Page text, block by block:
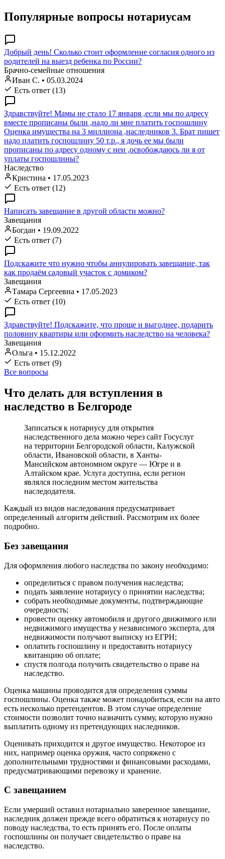
Популярные вопросы нотариусам
Добрый день! Сколько стоит оформление согласия одного из
родителей на выезд ребенка по России?
Брачно-семейные отношения
Иван С. • 05.03.2024
Есть ответ (13)
Здравствуйте! Мамы не стало 17 января ,если мы по адресу
вместе прописаны были ,надо ли мне платить госпошлину
Оценка имущества на 3 миллиона ,наследников 3. Брат пишет
надо платить госпошлину 50 т.р., я дочь ее мы были
прописаны по адресу одному с неи ,освобождаюсь ли я от
уплаты госпошлины?
Наследство
Кристина • 17.05.2023
Есть ответ (12)
Написать завещание в другой области можно?
Завещания
Богдан • 19.09.2022
Есть ответ (7)
Подскажите что нужно чтобы аннулировать завещание, так
как продаём садовый участок с домиком?
Завещания
Тамара Сергеевна • 17.05.2023
Есть ответ (10)
Здравствуйте! Подскажите, что проще и выгоднее, подарить
половину квартиры или оформить наследство на человека?
Завещания
Ольга • 15.12.2022
Есть ответ (9)
Все вопросы
Что делать для вступления в
наследство в Белгороде
Записаться к нотариусу для открытия
наследственного дела можно через сайт Госуслуг
на территории Белгородской области, Калужской
области, Ивановской области, в Ханты-
Мансийском автономном округе — Югре и в
Алтайском крае. Услуга доступна, если регион
являлся последним местом жительства
наследодателя.
Каждый из видов наследования предусматривает
определенный алгоритм действий. Рассмотрим их более
подробно.
Без завещания
Для оформления любого наследства по закону необходимо:
определиться с правом получения наследства;
подать заявление нотариусу о принятии наследства;
собрать необходимые документы, подтверждающие
очередность;
провести оценку автомобиля и другого движимого или
недвижимого имущества у независимого эксперта, для
недвижимости получают выписку из ЕГРН;
оплатить госпошлину и предоставить нотариусу
квитанцию об оплате;
спустя полгода получить свидетельство о праве на
наследство.
Оценка машины проводится для определения суммы
госпошлины. Оценка также может понадобиться, если на авто
есть несколько претендентов. В этом случае определение
стоимости позволит точно назначить сумму, которую нужно
выплатить одному из претендующих наследников.
Оценивать приходится и другое имущество. Некоторое из
них, например оценка оружия, часто сопряжено с
дополнительными трудностями и финансовыми расходами,
предусматривающими перевозку и хранение.
С завещанием
Если умерший оставил нотариально заверенное завещание,
наследник должен прежде всего обратиться к нотариусу по
поводу наследства, то есть принять его. После оплаты
госпошлины он получает свидетельство о праве на
наследство.